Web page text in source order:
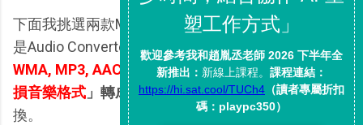
下面我挑選兩款MediaHuman的軟體來做介紹，首先
是Audio Converter，這款免費軟體可以幫你
把「
WMA, MP3, AAC, WAV, FLAC, OGG, AIFF和Apple無
損音樂格式 」轉成「mp3」，或彼此之間相互轉
換。